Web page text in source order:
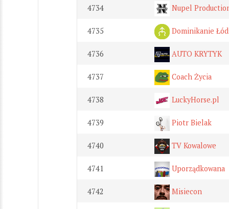
4734 Nupel
4735 Dominikanie
4736 AUTO KRYTYK
4737 Coach Życia
4738 LuckyHorse.pl
4739 Piotr Bielak
4740 TV Kowalowe
4741 Uporządkowana
4742 Misiecon